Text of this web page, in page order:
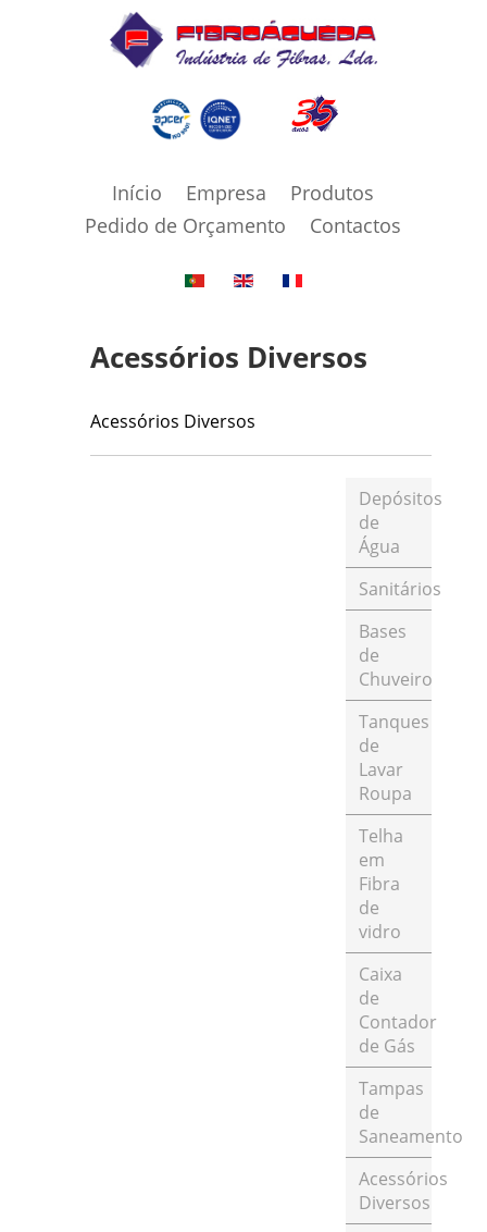
Início Empresa
Produtos
Pedido de Orçamento
Contactos
Acessórios Diversos
Acessórios Diversos
Depósitos
de
Água
Sanitários
Bases
de
Chuveiro
Tanques
de
Lavar
Roupa
Telha
em
Fibra
de
vidro
Caixa
de
Contador
de Gás
Tampas
de
Saneamento
Acessórios
Diversos